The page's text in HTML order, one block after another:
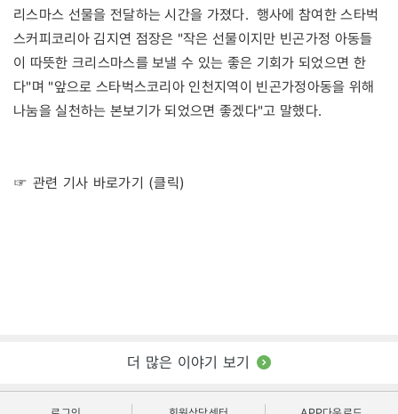
리스마스 선물을 전달하는 시간을 가졌다. 행사에 참여한 스타벅
스커피코리아 김지연 점장은 "작은 선물이지만 빈곤가정 아동들
이 따뜻한 크리스마스를 보낼 수 있는 좋은 기회가 되었으면 한
다"며 "앞으로 스타벅스코리아 인천지역이 빈곤가정아동을 위해
나눔을 실천하는 본보기가 되었으면 좋겠다"고 말했다.
☞ 관련 기사 바로가기 (클릭)
더 많은 이야기 보기